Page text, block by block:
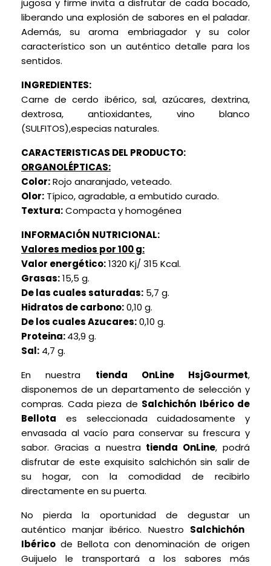
jugosa y firme invita a disfrutar de cada bocado,
liberando una explosión de sabores en el paladar.
Además, su aroma embriagador y su color
característico son un auténtico detalle para los
sentidos.
INGREDIENTES:
Carne de cerdo ibérico, sal, azúcares, dextrina,
dextrosa, antioxidantes, vino blanco
(SULFITOS),especias naturales.
CARACTERISTICAS DEL PRODUCTO:
ORGANOLÉPTICAS:
Color:Rojo anaranjado, veteado.
Olor: Típico, agradable, a embutido curado.
Textura:Compacta y homogénea
INFORMACIÓN NUTRICIONAL:
Valores medios por 100 g:
Valor energético:1320 Kj/ 315 Kcal.
Grasas:15,5 g.
De las cuales saturadas: 5,7 g.
Hidratos de carbono:0,10 g.
De los cuales Azucares:0,10 g.
Proteina:43,9 g.
Sal: 4,7 g.
En nuestra tienda OnLine HsjGourmet,
disponemos de un departamento de selección y
compras. Cada pieza de Salchichón Ibérico de
Bellota es seleccionada cuidadosamente y
envasada al vacío para conservar su frescura y
sabor. Gracias a nuestra tienda OnLine, podrá
disfrutar de este exquisito salchichónsin salir de
su hogar, con la comodidad de recibirlo
directamente en su puerta.
No pierda la oportunidad de degustar un
auténtico manjar ibérico. Nuestro Salchichón
Ibérico de Bellota con denominación de origen
Guijuelo le transportará a los sabores más